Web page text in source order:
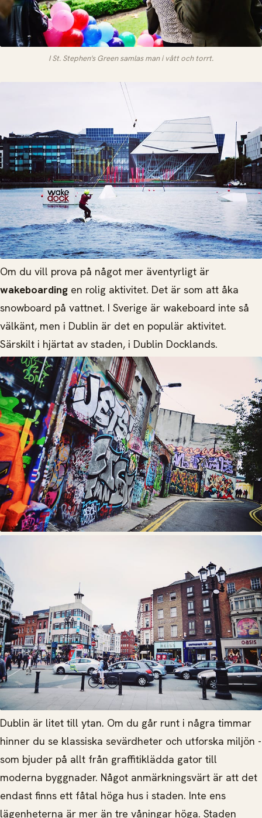
I St. Stephen's Green samlas man i vått och torrt.
Om du vill prova på något mer äventyrligt är
wakeboarding en rolig aktivitet. Det är som att åka
snowboard på vattnet. I Sverige är wakeboard inte så
välkänt, men i Dublin är det en populär aktivitet.
Särskilt i hjärtat av staden, i Dublin Docklands.
Dublin är litet till ytan. Om du går runt i några timmar
hinner du se klassiska sevärdheter och utforska miljön -
som bjuder på allt från graffitiklädda gator till
moderna byggnader. Något anmärkningsvärt är att det
endast finns ett fåtal höga hus i staden. Inte ens
lägenheterna är mer än tre våningar höga. Staden